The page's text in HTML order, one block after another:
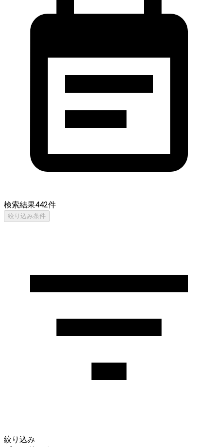
検索結果442件
絞り込み条件
絞り込み